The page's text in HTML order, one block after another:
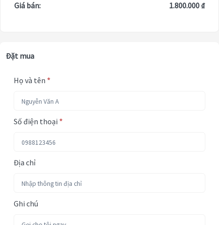
Giá bán: 1.800.000 ₫
Đặt mua
Họ và tên *
Số điện thoại *
Địa chỉ
Ghi chú